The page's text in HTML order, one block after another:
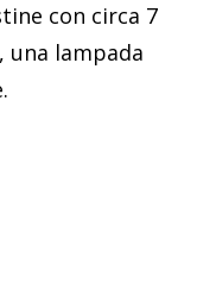
con circa 7
una lampada